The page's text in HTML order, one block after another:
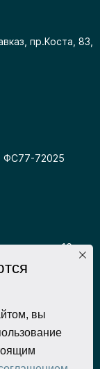
ФС77-72025
старше 16
на сайте,
и
наличии
пр.Коста, 83,
вы